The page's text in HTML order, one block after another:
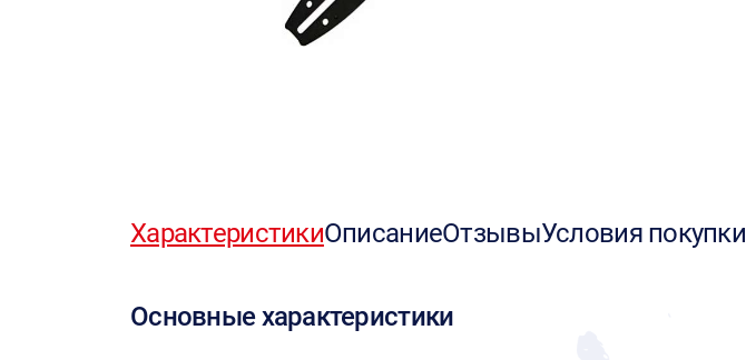
ХарактеристикиОписаниеОтзывыУсловия покупки
Основные характеристики